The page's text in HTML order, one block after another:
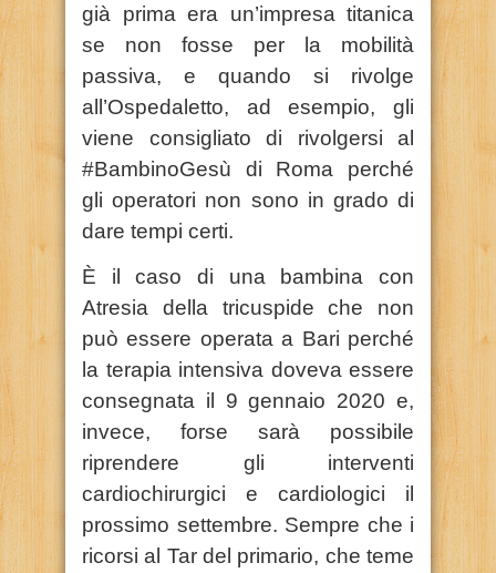
già prima era un’impresa titanica
se non fosse per la mobilità
passiva, e quando si rivolge
all’Ospedaletto, ad esempio, gli
viene consigliato di rivolgersi al
#BambinoGesù di Roma perché
gli operatori non sono in grado di
dare tempi certi.
È il caso di una bambina con
Atresia della tricuspide che non
può essere operata a Bari perché
la terapia intensiva doveva essere
consegnata il 9 gennaio 2020 e,
invece, forse sarà possibile
riprendere gli interventi
cardiochirurgici e cardiologici il
prossimo settembre. Sempre che i
ricorsi al Tar del primario, che teme